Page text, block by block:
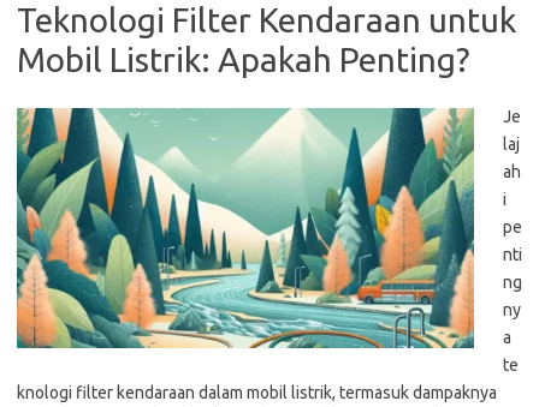
Teknologi Filter Kendaraan untuk
Mobil Listrik: Apakah Penting?
Je
laj
ah
i
pe
nti
ng
ny
a
te
knologi filter kendaraan dalam mobil listrik, termasuk dampaknya